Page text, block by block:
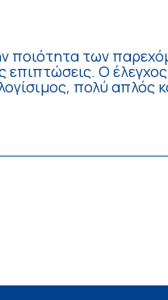
ποιότητα των
Ο
πολύ απλός